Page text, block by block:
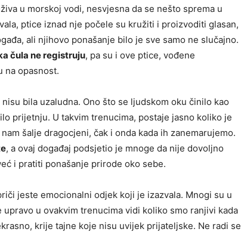
u morskoj vodi, nesvjesna da se nešto sprema u
ptice iznad nje počele su kružiti i proizvoditi glasan,
ali njihovo ponašanje bilo je sve samo ne slučajno.
čula ne registruju, pa su i ove ptice, vođene
na opasnost.
bila uzaludna. Ono što se ljudskom oku činilo kao
prijetnju. U takvim trenucima, postaje jasno koliko je
šalje dragocjeni, čak i onda kada ih zanemarujemo.
, a ovaj događaj podsjetio je mnoge da nije dovoljno
i pratiti ponašanje prirode oko sebe.
jeste emocionalni odjek koji je izazvala. Mnogi su u
u ovakvim trenucima vidi koliko smo ranjivi kada
krije tajne koje nisu uvijek prijateljske. Ne radi se